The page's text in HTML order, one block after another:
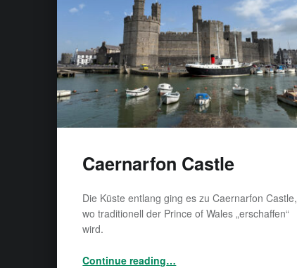
Caernarfon Castle
Die Küste entlang ging es zu Caernarfon Castle,
wo traditionell der Prince of Wales „erschaffen“
wird.
Continue reading…